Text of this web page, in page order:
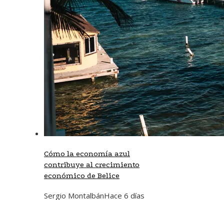
Cómo la economía azul
contribuye al crecimiento
económico de Belice
Sergio MontalbánHace 6 días